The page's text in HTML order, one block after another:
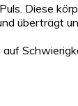
Diese
überträgt